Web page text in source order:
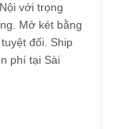
với trọng
Mở két bằng
đối. Ship
phí tại Sài